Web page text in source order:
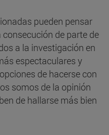
pueden pensar
de parte de
a la investigación en
espectaculares y
de hacerse con
somos de la opinión
de hallarse más bien